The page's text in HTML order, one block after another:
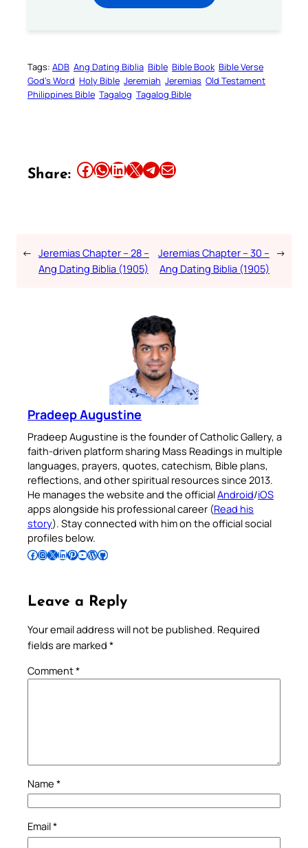
Tags: ADB Ang Dating Biblia Bible Bible Book Bible Verse
God’s Word Holy Bible Jeremiah Jeremias Old Testament
Philippines Bible Tagalog Tagalog Bible
Share: Share this article on Facebook Share this article on WhatsApp Share this article on LinkedIn Share this article on X Share this article on TelegramEmail this Article
← Jeremias Chapter – 28 –
Ang Dating Biblia (1905)
Jeremias Chapter – 30 –
Ang Dating Biblia (1905)
→
Pradeep Augustine
Pradeep Augustine is the founder of Catholic Gallery, a
faith-driven platform sharing Mass Readings in multiple
languages, prayers, quotes, catechism, Bible plans,
reflections, and other spiritual resources since 2013.
He manages the website and the officialAndroid/iOS
apps alongside his professional career (Read his
story). Stay connected with him on the official social
profiles below.
Follow Pradeep on Facebook Follow Pradeep on InstagramFollow Pradeep on X Follow Pradeep on LinkedIn Follow Pradeep on Pinterest Subscribe to Pradeep’s Youtube Channel Follow Pradeep on WordPress Follow Pradeep on GitHub
Leave a Reply
Your email address will not be published. Required
fields are marked *
Comment*
Name *
Email*